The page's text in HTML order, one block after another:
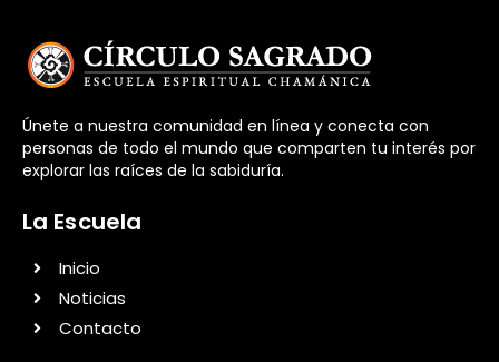
Únete a nuestra comunidad en línea y conecta con
personas de todo el mundo que comparten tu interés por
explorar las raíces de la sabiduría.
La Escuela
Inicio
Noticias
Contacto